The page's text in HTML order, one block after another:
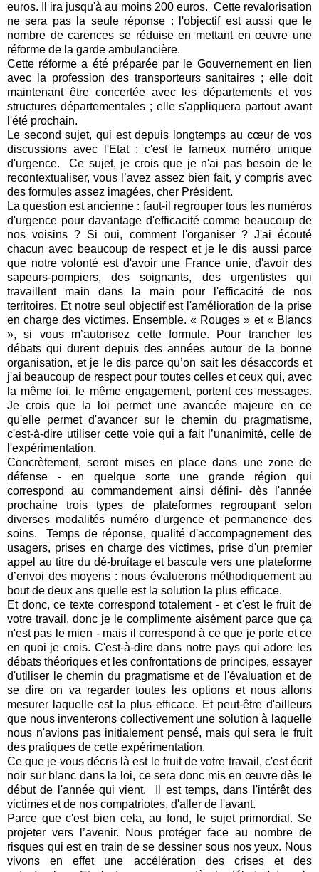
euros. Il ira jusqu'à au moins 200 euros. Cette revalorisation
ne sera pas la seule réponse : l'objectif est aussi que le
nombre de carences se réduise en mettant en œuvre une
réforme de la garde ambulancière.
Cette réforme a été préparée par le Gouvernement en lien
avec la profession des transporteurs sanitaires ; elle doit
maintenant être concertée avec les départements et vos
structures départementales ; elle s'appliquera partout avant
l'été prochain.
Le second sujet, qui est depuis longtemps au cœur de vos
discussions avec l'Etat : c'est le fameux numéro unique
d'urgence. Ce sujet, je crois que je n'ai pas besoin de le
recontextualiser, vous l’avez assez bien fait, y compris avec
des formules assez imagées, cher Président.
La question est ancienne : faut-il regrouper tous les numéros
d'urgence pour davantage d'efficacité comme beaucoup de
nos voisins ? Si oui, comment l'organiser ? J'ai écouté
chacun avec beaucoup de respect et je le dis aussi parce
que notre volonté est d'avoir une France unie, d'avoir des
sapeurs-pompiers, des soignants, des urgentistes qui
travaillent main dans la main pour l'efficacité de nos
territoires. Et notre seul objectif est l'amélioration de la prise
en charge des victimes. Ensemble. « Rouges » et « Blancs
», si vous m’autorisez cette formule. Pour trancher les
débats qui durent depuis des années autour de la bonne
organisation, et je le dis parce qu’on sait les désaccords et
j'ai beaucoup de respect pour toutes celles et ceux qui, avec
la même foi, le même engagement, portent ces messages.
Je crois que la loi permet une avancée majeure en ce
qu'elle permet d'avancer sur le chemin du pragmatisme,
c'est-à-dire utiliser cette voie qui a fait l’unanimité, celle de
l'expérimentation.
Concrètement, seront mises en place dans une zone de
défense - en quelque sorte une grande région qui
correspond au commandement ainsi défini- dès l'année
prochaine trois types de plateformes regroupant selon
diverses modalités numéro d'urgence et permanence des
soins. Temps de réponse, qualité d'accompagnement des
usagers, prises en charge des victimes, prise d'un premier
appel au titre du dé-bruitage et bascule vers une plateforme
d’envoi des moyens : nous évaluerons méthodiquement au
bout de deux ans quelle est la solution la plus efficace.
Et donc, ce texte correspond totalement - et c'est le fruit de
votre travail, donc je le complimente aisément parce que ça
n'est pas le mien - mais il correspond à ce que je porte et ce
en quoi je crois. C'est-à-dire dans notre pays qui adore les
débats théoriques et les confrontations de principes, essayer
d'utiliser le chemin du pragmatisme et de l'évaluation et de
se dire on va regarder toutes les options et nous allons
mesurer laquelle est la plus efficace. Et peut-être d'ailleurs
que nous inventerons collectivement une solution à laquelle
nous n'avions pas initialement pensé, mais qui sera le fruit
des pratiques de cette expérimentation.
Ce que je vous décris là est le fruit de votre travail, c'est écrit
noir sur blanc dans la loi, ce sera donc mis en œuvre dès le
début de l'année qui vient. Il est temps, dans l'intérêt des
victimes et de nos compatriotes, d'aller de l'avant.
Parce que c'est bien cela, au fond, le sujet primordial. Se
projeter vers l’avenir. Nous protéger face au nombre de
risques qui est en train de se dessiner sous nos yeux. Nous
vivons en effet une accélération des crises et des